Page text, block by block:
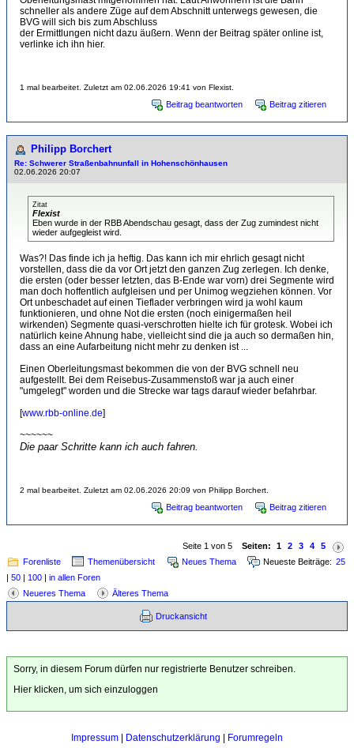
schneller als andere Züge auf dem Abschnitt unterwegs gewesen, die
BVG will sich bis zum Abschluss
der Ermittlungen nicht dazu äußern. Wenn der Beitrag später online ist,
verlinke ich ihn hier.
1 mal bearbeitet. Zuletzt am 02.06.2026 19:41 von Flexist.
Beitrag beantworten Beitrag zitieren
Philipp Borchert
Re: Schwerer Straßenbahnunfall in Hohenschönhausen
02.06.2026 20:07
Zitat
Flexist
Eben wurde in der RBB Abendschau gesagt, dass der Zug zumindest nicht
wieder aufgegleist wird.
Was?! Das finde ich ja heftig. Das kann ich mir ehrlich gesagt nicht
vorstellen, dass die da vor Ort jetzt den ganzen Zug zerlegen. Ich denke,
die ersten (oder besser letzten, das B-Ende war vorn) drei Segmente wird
man doch hoffentlich aufgleisen und per Unimog wegziehen können. Vor
Ort unbeschadet auf einen Tieflader verbringen wird ja wohl kaum
funktionieren, und ohne Not die ersten (noch einigermaßen heil
wirkenden) Segmente quasi-verschrotten hielte ich für grotesk. Wobei ich
natürlich keine Ahnung habe, vielleicht sind die ja auch so dermaßen hin,
dass an eine Aufarbeitung nicht mehr zu denken ist ...
Einen Oberleitungsmast bekommen die von der BVG schnell neu
aufgestellt. Bei dem Reisebus-Zusammenstoß war ja auch einer
"umgelegt" worden und die Strecke war tags darauf wieder befahrbar.
[www.rbb-online.de]
~~~~~~
Die paar Schritte kann ich auch fahren.
2 mal bearbeitet. Zuletzt am 02.06.2026 20:09 von Philipp Borchert.
Beitrag beantworten Beitrag zitieren
Seite 1 von 5 Seiten: 1 2 3 4
5
Forenliste
Themenübersicht Neues Thema Neueste Beiträge: 25
| 50 | 100 | in allen Foren
Neueres Thema
Älteres Thema
Druckansicht
Sorry, in diesem Forum dürfen nur registrierte Benutzer schreiben.
Hier klicken, um sich einzuloggen
Impressum | Datenschutzerklärung | Forumregeln